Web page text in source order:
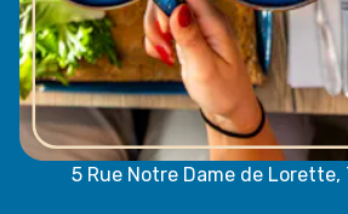
5 Rue Notre Dame de Lorette,